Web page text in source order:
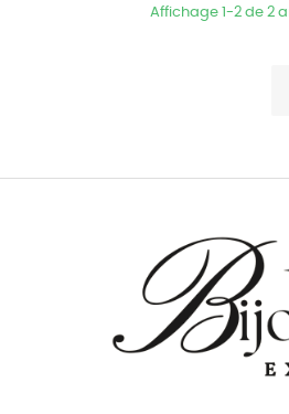
Affichage 1-2 de 2